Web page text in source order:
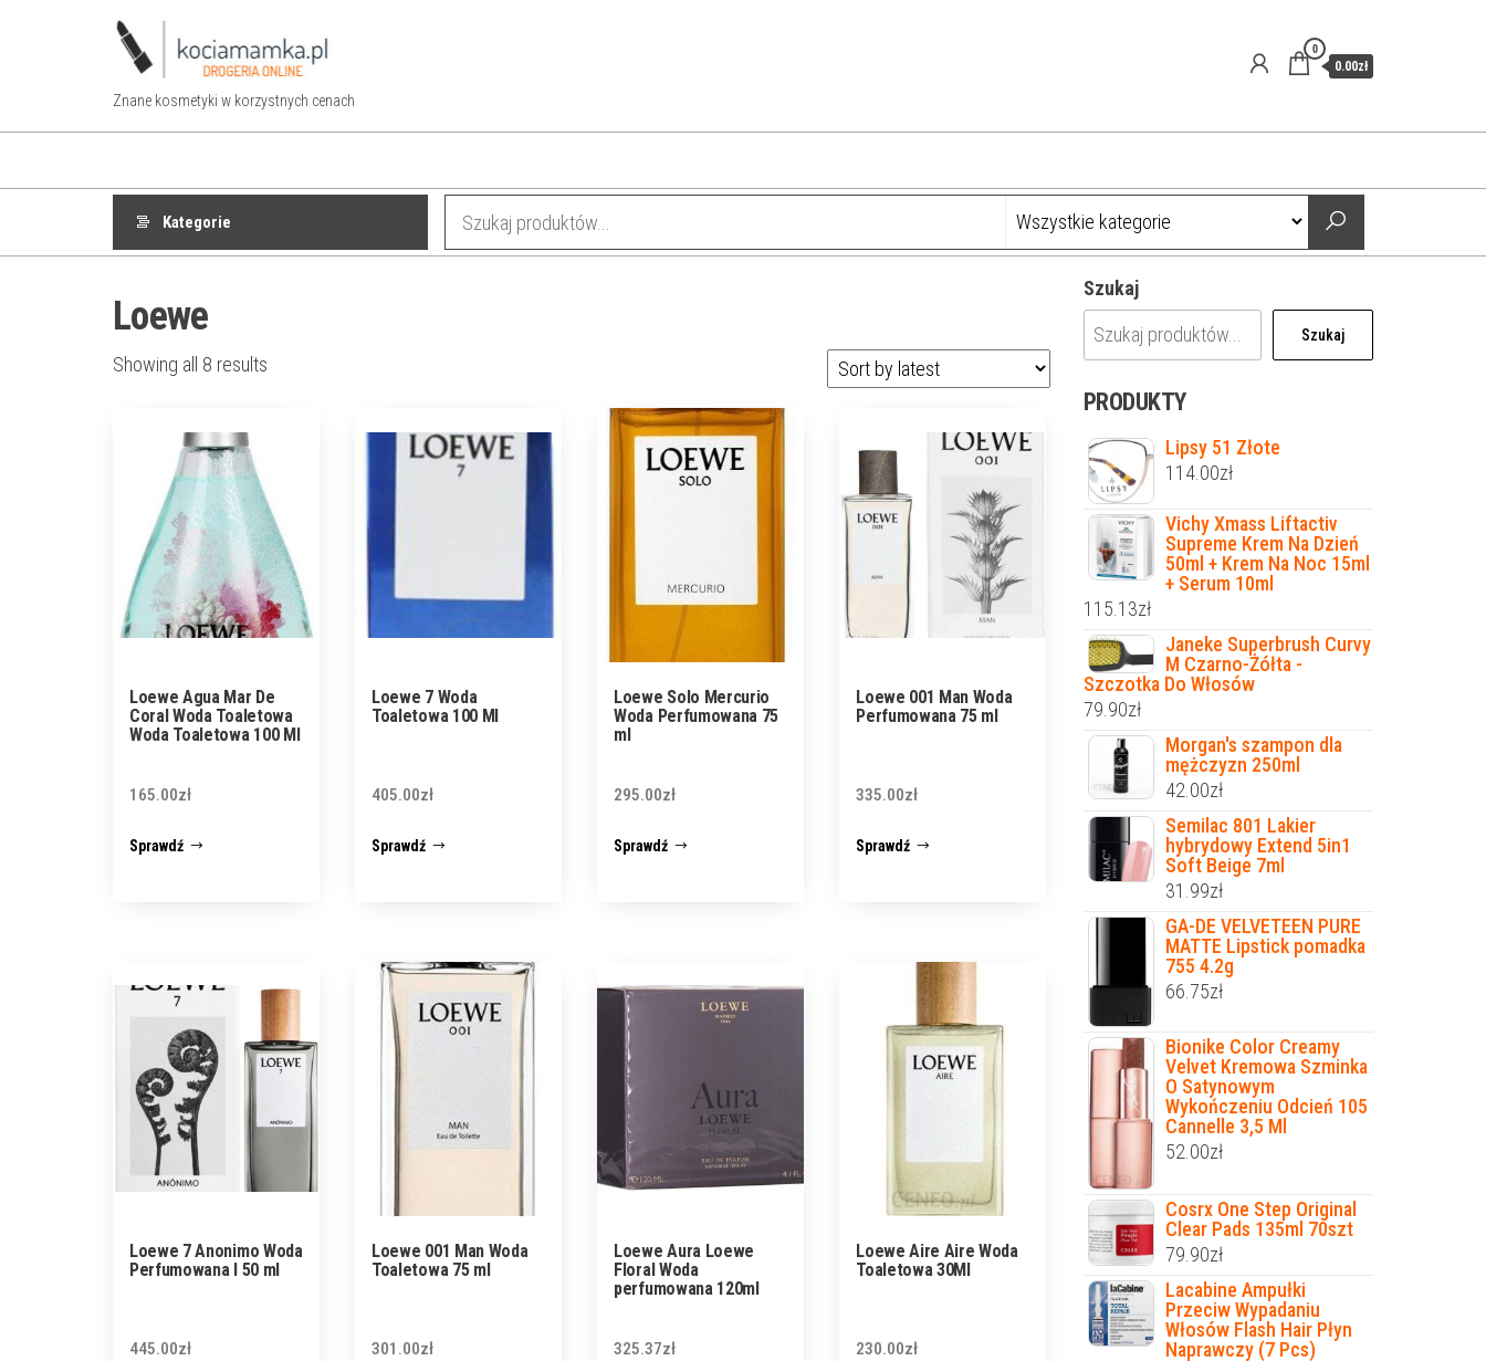
Znane kosmetyki w korzystnych cenach
0
0.00zł
Kategorie
Loewe
Showing all 8 results
Loewe Agua Mar De
Coral Woda Toaletowa
Woda Toaletowa 100 Ml
165.00zł
Sprawdź
Loewe 7 Woda
Toaletowa 100 Ml
405.00zł
Sprawdź
Loewe Solo Mercurio
Woda Perfumowana 75
ml
295.00zł
Sprawdź
Loewe 001 Man Woda
Perfumowana 75 ml
335.00zł
Sprawdź
Loewe 7 Anonimo Woda
Perfumowana I 50 ml
445.00zł
Loewe 001 Man Woda
Toaletowa 75 ml
301.00zł
Loewe Aura Loewe
Floral Woda
perfumowana 120ml
325.37zł
Loewe Aire Aire Woda
Toaletowa 30Ml
230.00zł
Szukaj
Szukaj
PRODUKTY
Lipsy 51 Złote
114.00zł
Vichy Xmass Liftactiv
Supreme Krem Na Dzień
50ml + Krem Na Noc 15ml
+ Serum 10ml
115.13zł
Janeke Superbrush Curvy
M Czarno-Żółta -
Szczotka Do Włosów
79.90zł
Morgan's szampon dla
mężczyzn 250ml
42.00zł
Semilac 801 Lakier
hybrydowy Extend 5in1
Soft Beige 7ml
31.99zł
GA-DE VELVETEEN PURE
MATTE Lipstick pomadka
755 4.2g
66.75zł
Bionike Color Creamy
Velvet Kremowa Szminka
O Satynowym
Wykończeniu Odcień 105
Cannelle 3,5 Ml
52.00zł
Cosrx One Step Original
Clear Pads 135ml 70szt
79.90zł
Lacabine Ampułki
Przeciw Wypadaniu
Włosów Flash Hair Płyn
Naprawczy (7 Pcs)